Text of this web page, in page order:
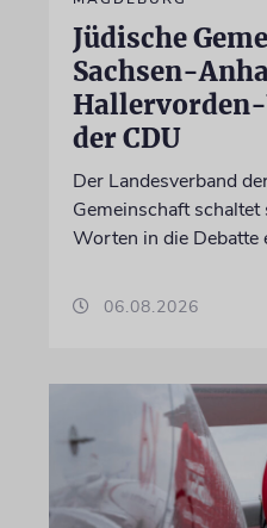
Jüdische
Sachsen-
der CDU
Der Landesverband
Gemeinschaft
Worten in die Debatte
06.08.2026